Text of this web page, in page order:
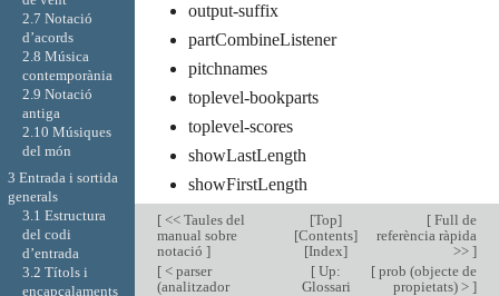
output-suffix
partCombineListener
pitchnames
toplevel-bookparts
toplevel-scores
showLastLength
showFirstLength
[<< Taules del
manual sobre
notació ]
[Top]
[Contents]
[Index]
[Full de
referència ràpida
>> ]
[< parser
(analitzador
[ Up:
Glossari
[prob (objecte de
propietats) > ]
2.7 Notació
d’acords
2.8 Música
contemporània
2.9 Notació
antiga
2.10 Músiques
del món
3 Entrada i sortida
generals
3.1 Estructura
del codi
d’entrada
3.2 Títols i
encapçalaments